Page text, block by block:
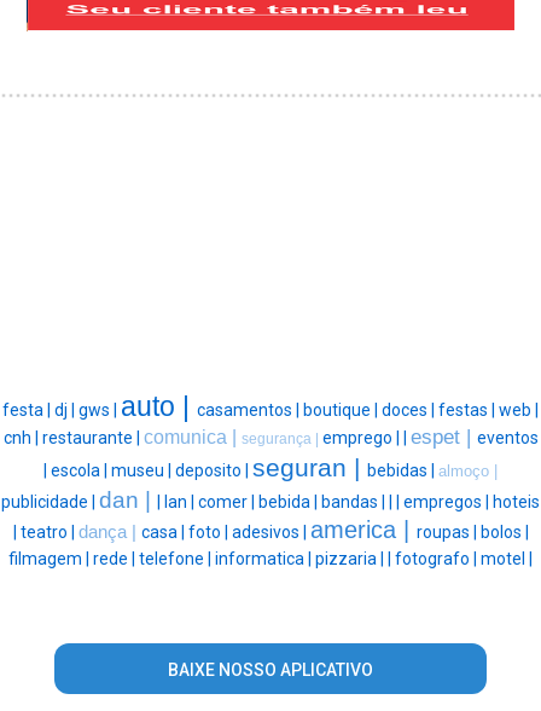
festa | dj | gws | auto | casamentos | boutique | doces | festas | web |
cnh | restaurante | comunica | segurança | emprego | | espet | eventos
| escola | museu | deposito | seguran | bebidas | almoço |
publicidade | dan | | lan | comer | bebida | bandas | | | empregos | hoteis
| teatro | dança | casa | foto | adesivos | america | roupas | bolos |
filmagem | rede | telefone | informatica | pizzaria | | fotografo | motel |
BAIXE NOSSO APLICATIVO